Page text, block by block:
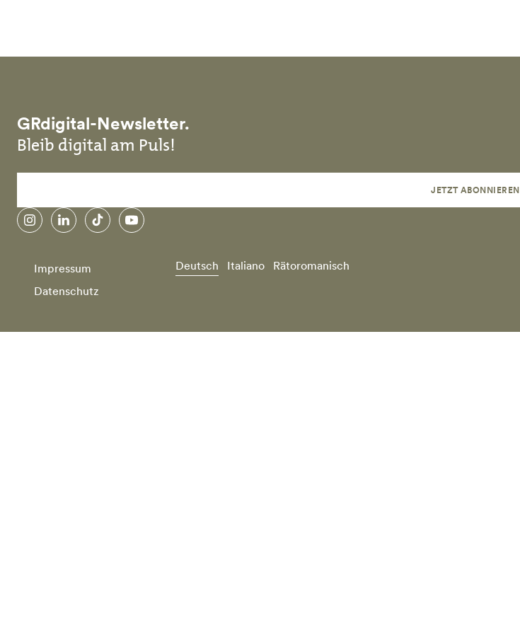
GRdigital-Newsletter.
Bleib digital am Puls!
JETZT ABONNIEREN
instagramlinkedintiktok youtube
Impressum
Datenschutz
Deutsch Italiano Rätoromanisch